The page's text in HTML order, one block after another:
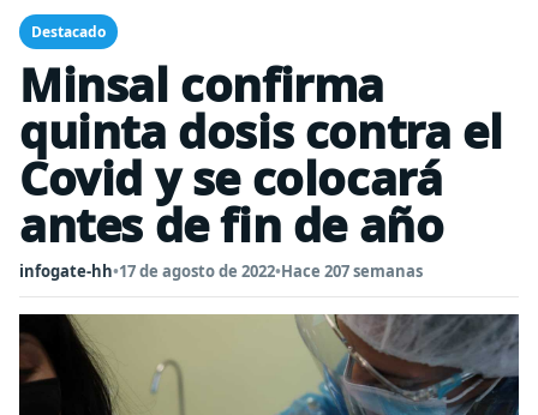
Destacado
Minsal confirma
quinta dosis contra el
Covid y se colocará
antes de fin de año
infogate-hh•17 de agosto de 2022•Hace 207 semanas